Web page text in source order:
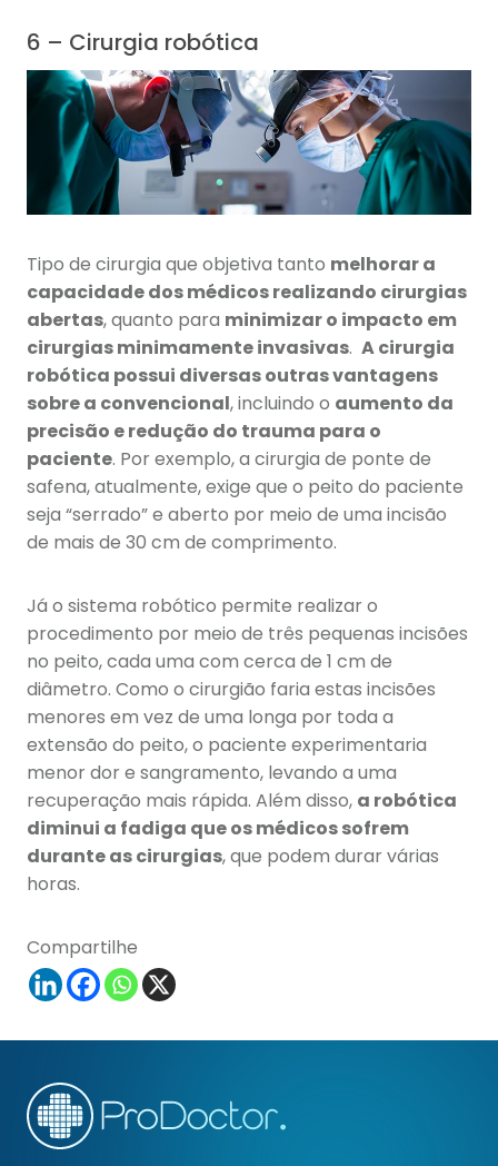
6 – Cirurgia robótica
Tipo de cirurgia que objetiva tanto melhorar a
capacidade dos médicos realizando cirurgias
abertas, quanto para minimizar o impacto em
cirurgias minimamente invasivas. A cirurgia
robótica possui diversas outras vantagens
sobre a convencional, incluindo o aumento da
precisão e redução do trauma para o
paciente. Por exemplo, a cirurgia de ponte de
safena, atualmente, exige que o peito do paciente
seja “serrado” e aberto por meio de uma incisão
de mais de 30 cm de comprimento.
Já o sistema robótico permite realizar o
procedimento por meio de três pequenas incisões
no peito, cada uma com cerca de 1 cm de
diâmetro. Como o cirurgião faria estas incisões
menores em vez de uma longa por toda a
extensão do peito, o paciente experimentaria
menor dor e sangramento, levando a uma
recuperação mais rápida. Além disso, a robótica
diminui a fadiga que os médicos sofrem
durante as cirurgias, que podem durar várias
horas.
Compartilhe